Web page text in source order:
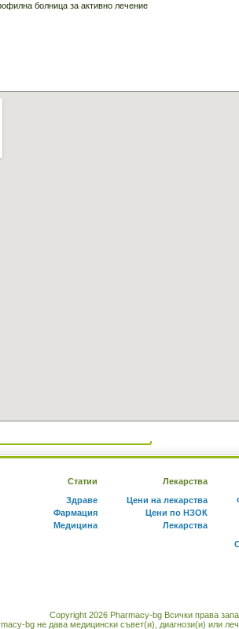
болница за активно лечение
Статии
Здраве
Фармация
Медицина
Лекарства
Цени на лекарства
Цени по НЗОК
Лекарства
Copyright 2026 Pharmacy-bg Всички права
bg не дава медицински съвет(и), диагнози(и) или